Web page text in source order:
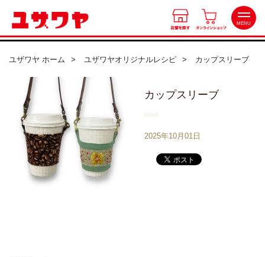
MENU
店舗を探す
オンラインショップ
会員特典
ユザワヤ ホーム ユザワヤオリジナルレシピ カップスリーブ
カップスリーブ
2025年10月01日